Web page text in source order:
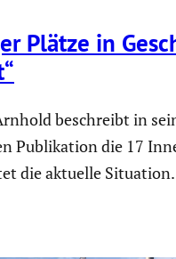
Plätze in
beschreibt in
Publikation die 17
die aktuelle Situation.